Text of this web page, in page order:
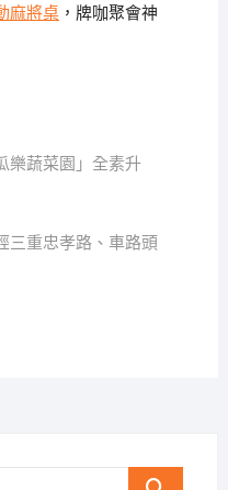
麻將桌，牌咖聚會神
樂蔬菜園」全素升
三重忠孝路、車路頭
Search